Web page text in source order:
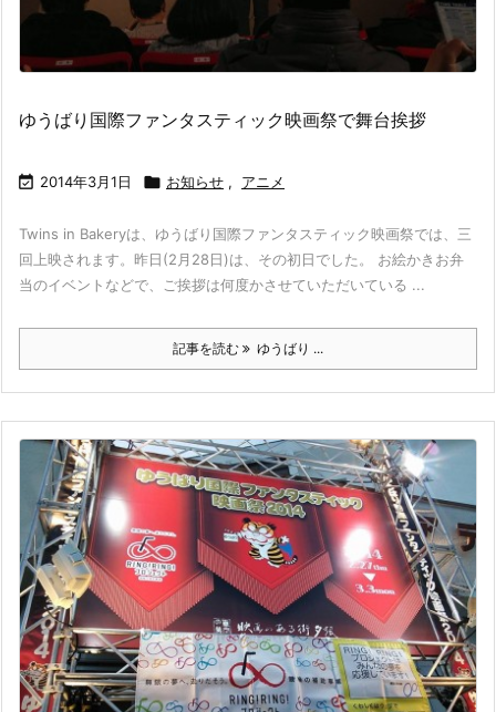
ゆうばり国際ファンタスティック映画祭で舞台挨拶
 2014年3月1日  お知らせ , アニメ
Twins in Bakeryは、ゆうばり国際ファンタスティック映画祭では、三
回上映されます。昨日(2月28日)は、その初日でした。 お絵かきお弁
当のイベントなどで、ご挨拶は何度かさせていただいている ...
記事を読む ゆうばり ...